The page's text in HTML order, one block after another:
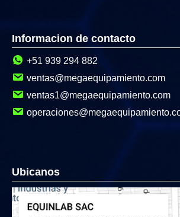
Informacion de contacto
+51 939 294 882
ventas@megaequipamiento.com
ventas1@megaequipamiento.com
Ubicanos